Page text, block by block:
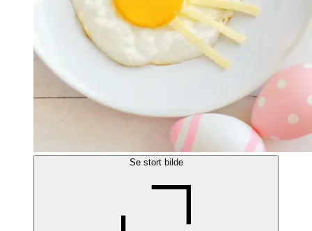
Se stort bilde